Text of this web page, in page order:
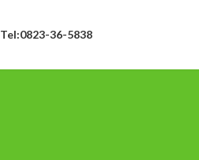
Tel:0823-36-5838